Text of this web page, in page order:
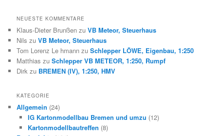
NEUESTE KOMMENTARE
Klaus-Dieter Brunßen zuVB Meteor, Steuerhaus
Nils zuVB Meteor, Steuerhaus
Tom Lorenz Le hmann zuSchlepper LÖWE, Eigenbau, 1:250
Matthias zuSchlepper VB METEOR, 1:250, Rumpf
Dirk zu BREMEN (IV), 1:250, HMV
KATEGORIE
Allgemein (24)
IG Kartonmodellbau Bremen und umzu (12)
Kartonmodellbautreffen (8)